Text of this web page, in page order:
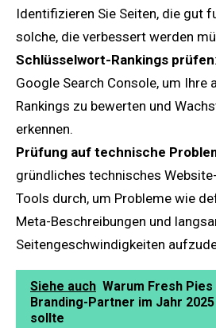
Identifizieren Sie Seiten, die gut
solche, die verbessert werden
Schlüsselwort-Rankings prüfen
Google Search Console, um Ihre
Rankings zu bewerten und
erkennen.
Prüfung auf technische
gründliches technisches
Tools durch, um Probleme wie
Meta-Beschreibungen und
Seitengeschwindigkeiten
Siehe auch Warum Fresh Pies
Branding-Partner im Jahr
sollte